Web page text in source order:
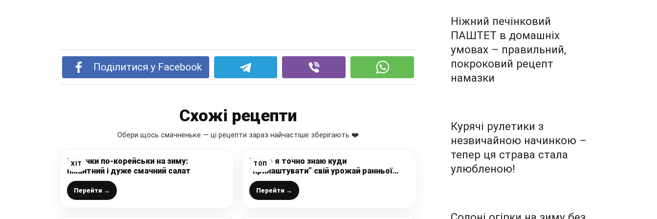
Поділитися у Facebook
Схожі рецепти
Обери щось смачненьке — ці рецепти зараз найчастіше зберігають ❤️
ХІТ
Кабачки по-корейськи на зиму:
пікантний і дуже смачний салат
Перейти →
ТОП
Тепер я точно знаю куди
“прилаштувати” свій урожай ранньої
капусти! Саме з нею цей салат смакує
найбільше! Готую білоцерківський салат
на зиму!
Перейти →
Ніжний печінковий
ПАШТЕТ в домашніх
умовах – правильний,
покроковий рецепт
намазки
Курячі рулетики з
незвичайною начинкою –
тепер ця страва стала
улюбленою!